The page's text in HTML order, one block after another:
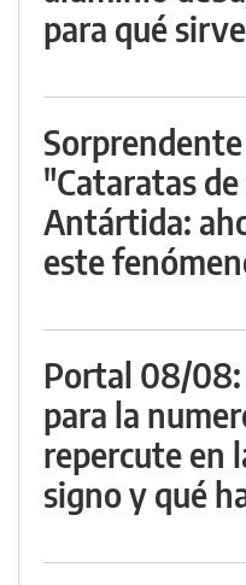
para qué
"Cataratas
Antártida:
este
Portal 08/08:
para la
repercute en
signo y qué